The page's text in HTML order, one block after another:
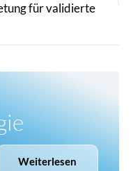
für validierte
Weiterlesen